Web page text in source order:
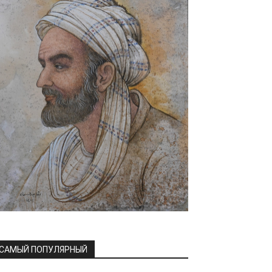
ПОПУЛЯРНЫЙ